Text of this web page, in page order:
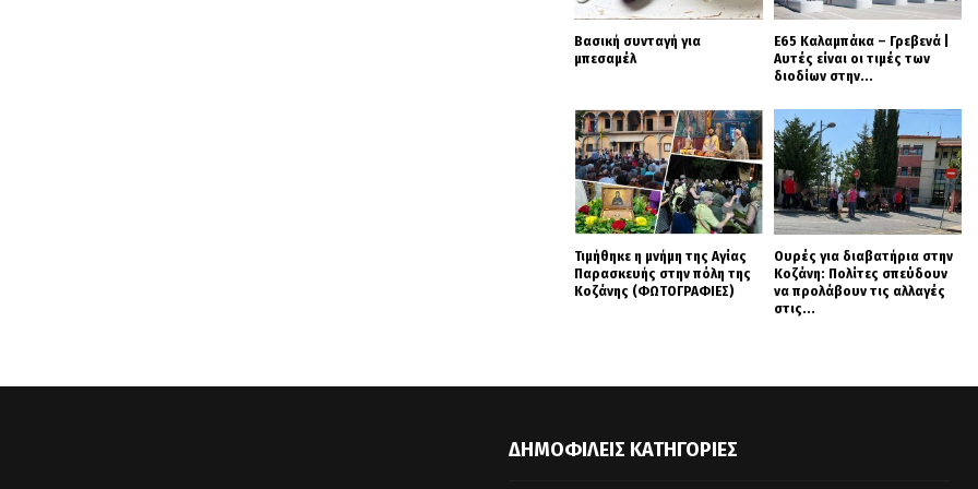
Βασική συνταγή για
μπεσαμέλ
Ε65 Καλαμπάκα – Γρεβενά |
Αυτές είναι οι τιμές των
διοδίων στην...
Τιμήθηκε η μνήμη της Αγίας
Παρασκευής στην πόλη της
Κοζάνης (ΦΩΤΟΓΡΑΦΙΕΣ)
Ουρές για διαβατήρια στην
Κοζάνη: Πολίτες σπεύδουν
να προλάβουν τις αλλαγές
στις...
ΔΗΜΟΦΙΛΕΊΣ ΚΑΤΗΓΟΡΊΕΣ